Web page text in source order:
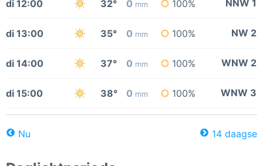
di 12:00 32° 0 mm 100% NNW 1
di 13:00 35° 0 mm 100% NW 2
di 14:00 37° 0 mm 100% WNW 2
di 15:00 38° 0 mm 100% WNW 3
Nu 14 daagse